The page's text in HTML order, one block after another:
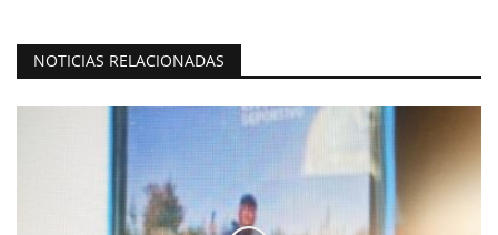
NOTICIAS RELACIONADAS